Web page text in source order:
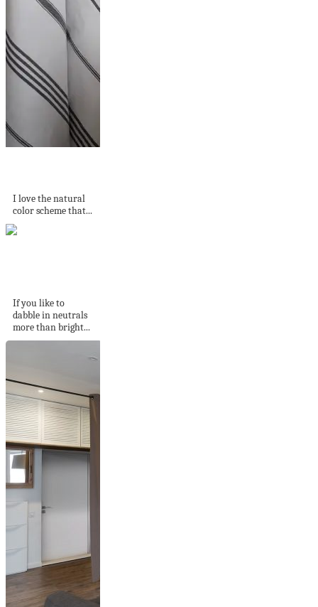
I love the natural
color scheme that...
If you like to
dabble in neutrals
more than bright...